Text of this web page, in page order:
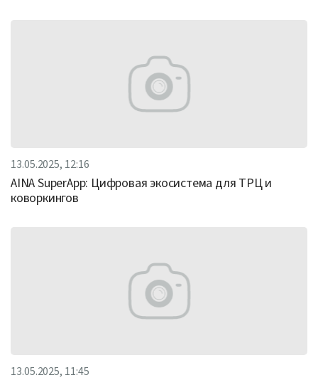
13.05.2025, 12:16
AINA SuperApp: Цифровая экосистема для ТРЦ и
коворкингов
13.05.2025, 11:45